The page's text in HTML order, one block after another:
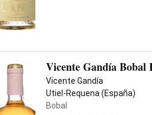
Vicente Gandía Bobal
Vicente Gandía
Utiel-Requena (España)
Bobal